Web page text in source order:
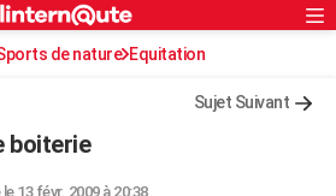
S'inscrire
Connexion
de nature Equitation
Sujet Suivant
boiterie
13 févr. 2009 à 20:38